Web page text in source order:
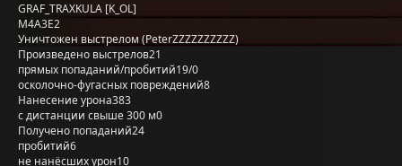
GRAF_TRAXKULA [K_OL]
M4A3E2
Уничтожен выстрелом (PeterZZZZZZZZZZ)
Произведено выстрелов21
прямых попаданий/пробитий19/0
осколочно-фугасных повреждений8
Нанесение урона383
с дистанции свыше 300 м0
Получено попаданий24
пробитий6
не нанёсших урон10